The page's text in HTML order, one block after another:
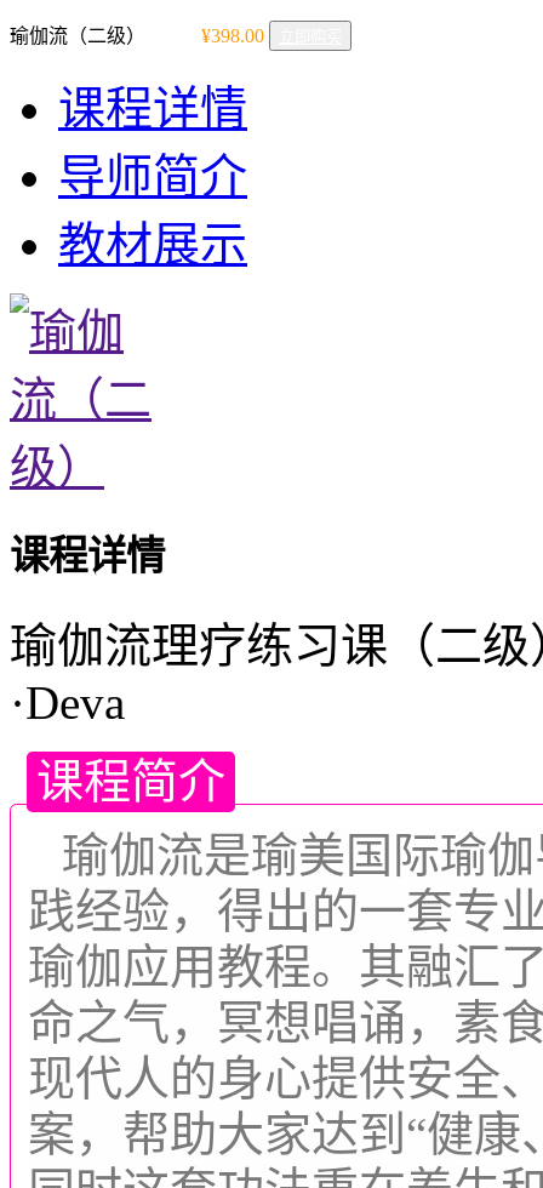
瑜伽流（二级） ¥398.00
课程详情
导师简介
教材展示
课程详情
瑜伽流理疗练习课（二
·Deva
课程简介
瑜伽流是瑜美国际瑜
践经验，得出的一套专
瑜伽应用教程。其融汇
命之气，冥想唱诵，素
现代人的身心提供安全
案，帮助大家达到“健